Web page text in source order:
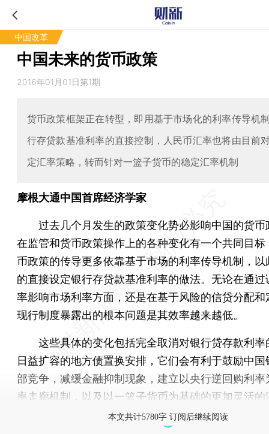
中国改革
中国未来的货币政策
2016年01月01日第1期
货币政策框架正在转型，即用基于市场化的利率传导机
行存贷款基准利率的直接控制，人民币汇率也将由目前
定汇率策略，转而针对一篮子货币的稳定汇率机制
摩根大通中国首席经济学家
过去几个月发生的政策变化势必影响中国的货币
在监管和货币政策操作上的各种变化有一个共同目标
币政策的传导更多依靠基于市场的利率传导机制，以
的直接设定银行存贷款基准利率的做法。无论在通过
率影响市场利率方面，还是在基于风险的信贷分配和
现行制度暴露出的根本问题是其效率越来越低。
这些具体的变化包括完全取消对银行贷存款利率
日益扩容的地方债置换安排，它们会有利于鼓励中国
部竞争，减缓金融抑制现象，建立以央行逆回购利率
率走廊机制，以及以一篮子货币为基础的更加灵活的
本文共计5780字 订阅后继续阅读